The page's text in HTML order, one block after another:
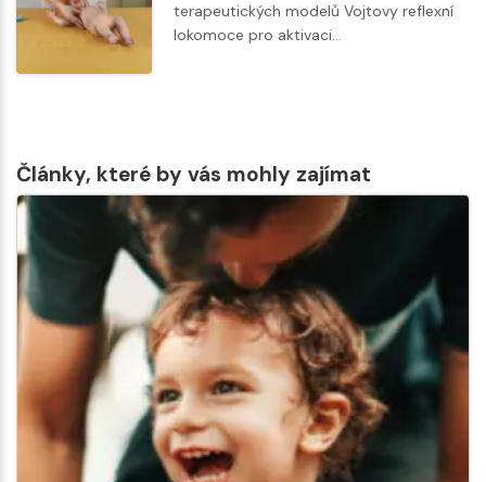
terapeutických modelů Vojtovy reflexní
lokomoce pro aktivaci…
Články, které by vás mohly zajímat